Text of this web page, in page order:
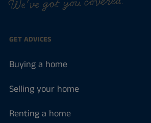
GET ADVICES
Buying a home
Selling your home
Renting a home